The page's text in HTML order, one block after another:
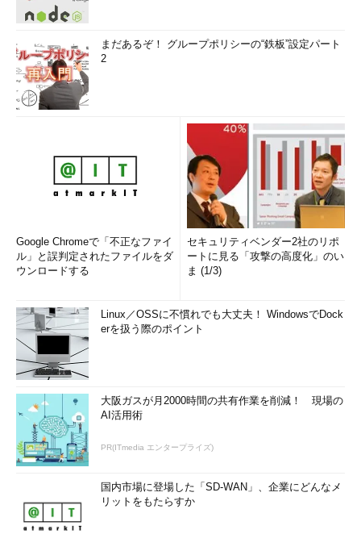
2.0対応のHyper-Vマネージャーが必要である。バージョン1.0世
代のHyper-Vマネージャーでは、2.0で追加された機能を管理でき
ない。また、ワークグループ環境でリモートからHyper-Vマネー
ジャーを用いる場合、事前にセキュリティ関連の設定変更が必要
Windows Server 2008のHyper-Vをリモートから管理する
（HVRemote／ワークグループ編）
（Windows Server
Insider TIPS）
ライブ・マイグレーションの管理
ライブ・マイグレーションやクイック・マイグレーションの管
理には、フェールオーバー・クラスタのMMCコンソールを利用
ライブ・マイグレーションはWSFCのコンソール
から実行する
属のツールで管理が可能だ。［フェールオーバー
クラスター マネージャー］の（1）でライブ・マイ
グレーションなどが実行できる。
まだあるぞ！ グループポリシーの“鉄板”設定パート
2
Google Chromeで「不正なファイ
ル」と誤判定されたファイルをダ
ウンロードする
セキュリティベンダー2社のリポ
ートに見る「攻撃の高度化」のい
ま (1/3)
Linux／OSSに不慣れでも大丈夫！ WindowsでDock
erを扱う際のポイント
大阪ガスが月2000時間の共有作業を削減！ 現場の
AI活用術
PR(ITmedia エンタープライズ)
国内市場に登場した「SD-WAN」、企業にどんなメ
リットをもたらすか